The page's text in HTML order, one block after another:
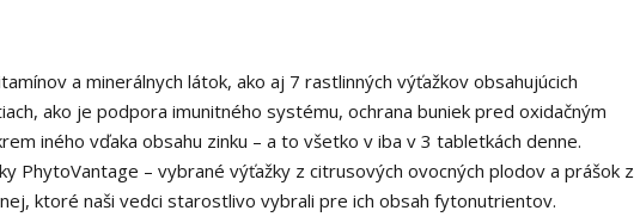
a minerálnych látok, ako aj 7 rastlinných výťažkov obsahujúcich
ako je podpora imunitného systému, ochrana buniek pred oxidačným
iného vďaka obsahu zinku – a to všetko v iba v 3 tabletkách denne.
PhytoVantage – vybrané výťažky z citrusových ovocných plodov a prášok z
ktoré naši vedci starostlivo vybrali pre ich obsah fytonutrientov.